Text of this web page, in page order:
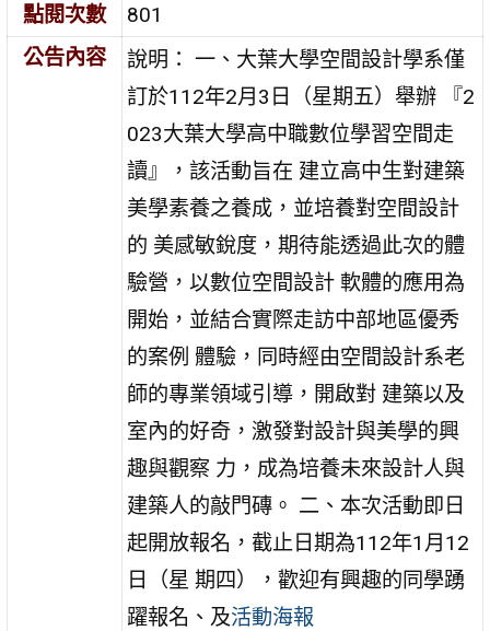
點閱次數
801
公告內容
說明： 一、大葉大學空間設計學系僅
訂於112年2月3日（星期五）舉辦 『2
023大葉大學高中職數位學習空間走
讀』，該活動旨在 建立高中生對建築
美學素養之養成，並培養對空間設計
的 美感敏銳度，期待能透過此次的體
驗營，以數位空間設計 軟體的應用為
開始，並結合實際走訪中部地區優秀
的案例 體驗，同時經由空間設計系老
師的專業領域引導，開啟對 建築以及
室內的好奇，激發對設計與美學的興
趣與觀察 力，成為培養未來設計人與
建築人的敲門磚。 二、本次活動即日
起開放報名，截止日期為112年1月12
日（星 期四），歡迎有興趣的同學踴
躍報名、及活動海報